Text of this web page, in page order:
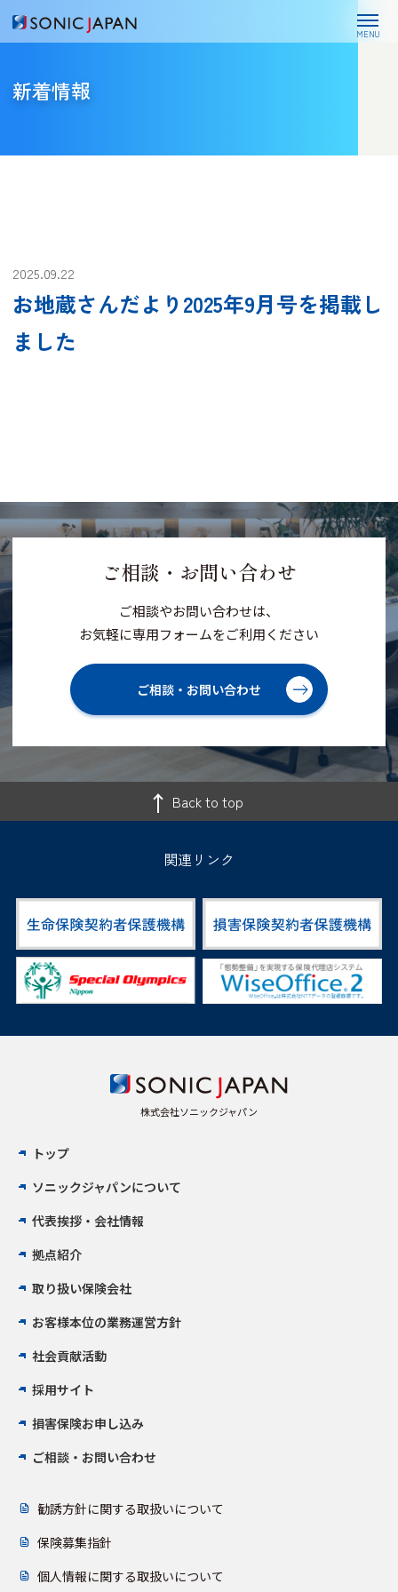
MENU
新着情報
2025.09.22
お地蔵さんだより2025年9月号を掲載し
ました
ご相談・お問い合わせ
ご相談やお問い合わせは、
お気軽に専用フォームをご利用ください
ご相談・お問い合わせ
Back to top
関連リンク
株式会社ソニックジャパン
トップ
ソニックジャパンについて
代表挨拶・会社情報
拠点紹介
取り扱い保険会社
お客様本位の業務運営方針
社会貢献活動
採用サイト
損害保険お申し込み
ご相談・お問い合わせ
勧誘方針に関する取扱いについて
保険募集指針
個人情報に関する取扱いについて